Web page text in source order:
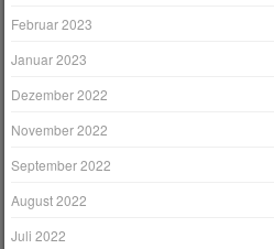
Februar 2023
Januar 2023
Dezember 2022
November 2022
September 2022
August 2022
Juli 2022